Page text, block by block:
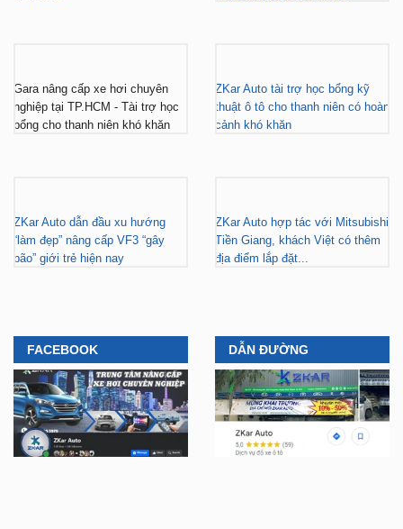
Gara nâng cấp xe hơi chuyên
nghiệp tại TP.HCM - Tài trợ học
bổng cho thanh niên khó khăn
ZKar Auto tài trợ học bổng kỹ
thuật ô tô cho thanh niên có hoàn
cảnh khó khăn
ZKar Auto dẫn đầu xu hướng
“làm đẹp” nâng cấp VF3 “gây
bão” giới trẻ hiện nay
ZKar Auto hợp tác với Mitsubishi
Tiền Giang, khách Việt có thêm
địa điểm lắp đặt...
FACEBOOK DẪN ĐƯỜNG